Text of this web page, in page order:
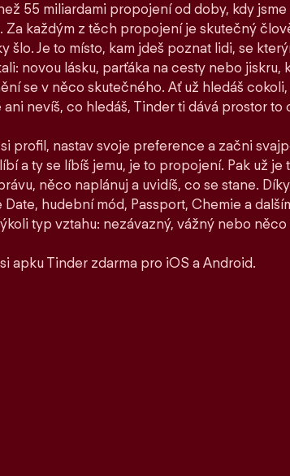
55 miliardami propojení od doby, kdy
Za každým z těch propojení je skutečný
šlo. Je to místo, kam jdeš poznat lidi, se
novou lásku, parťáka na cesty nebo jiskru,
se v něco skutečného. Ať už hledáš
ani nevíš, co hledáš, Tinder ti dává prostor to
profil, nastav svoje preference a začni
a ty se líbíš jemu, je to propojení. Pak už je
něco naplánuj a uvidíš, co se stane.
Date, hudební mód, Passport, Chemie a
typ vztahu: nezávazný, vážný nebo něco
apku Tinder zdarma pro iOS a Android.